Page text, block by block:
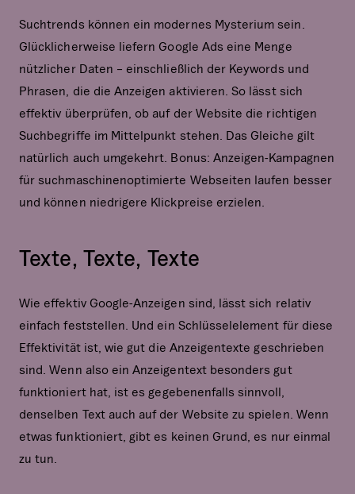
Suchtrends können ein modernes Mysterium sein.
Glücklicherweise liefern Google Ads eine Menge
nützlicher Daten – einschließlich der Keywords und
Phrasen, die die Anzeigen aktivieren. So lässt sich
effektiv überprüfen, ob auf der Website die richtigen
Suchbegriffe im Mittelpunkt stehen. Das Gleiche gilt
natürlich auch umgekehrt. Bonus: Anzeigen-Kampagnen
für suchmaschinenoptimierte Webseiten laufen besser
und können niedrigere Klickpreise erzielen.
Texte, Texte, Texte
Wie effektiv Google-Anzeigen sind, lässt sich relativ
einfach feststellen. Und ein Schlüsselelement für diese
Effektivität ist, wie gut die Anzeigentexte geschrieben
sind. Wenn also ein Anzeigentext besonders gut
funktioniert hat, ist es gegebenenfalls sinnvoll,
denselben Text auch auf der Website zu spielen. Wenn
etwas funktioniert, gibt es keinen Grund, es nur einmal
zu tun.